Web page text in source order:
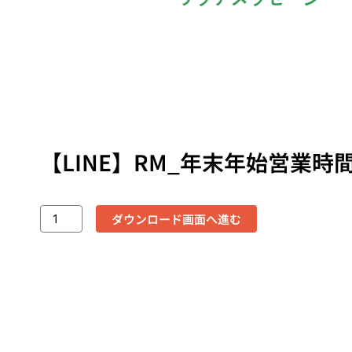
【LINE】RM_年末年始営業時
ダウンロード画面へ進む